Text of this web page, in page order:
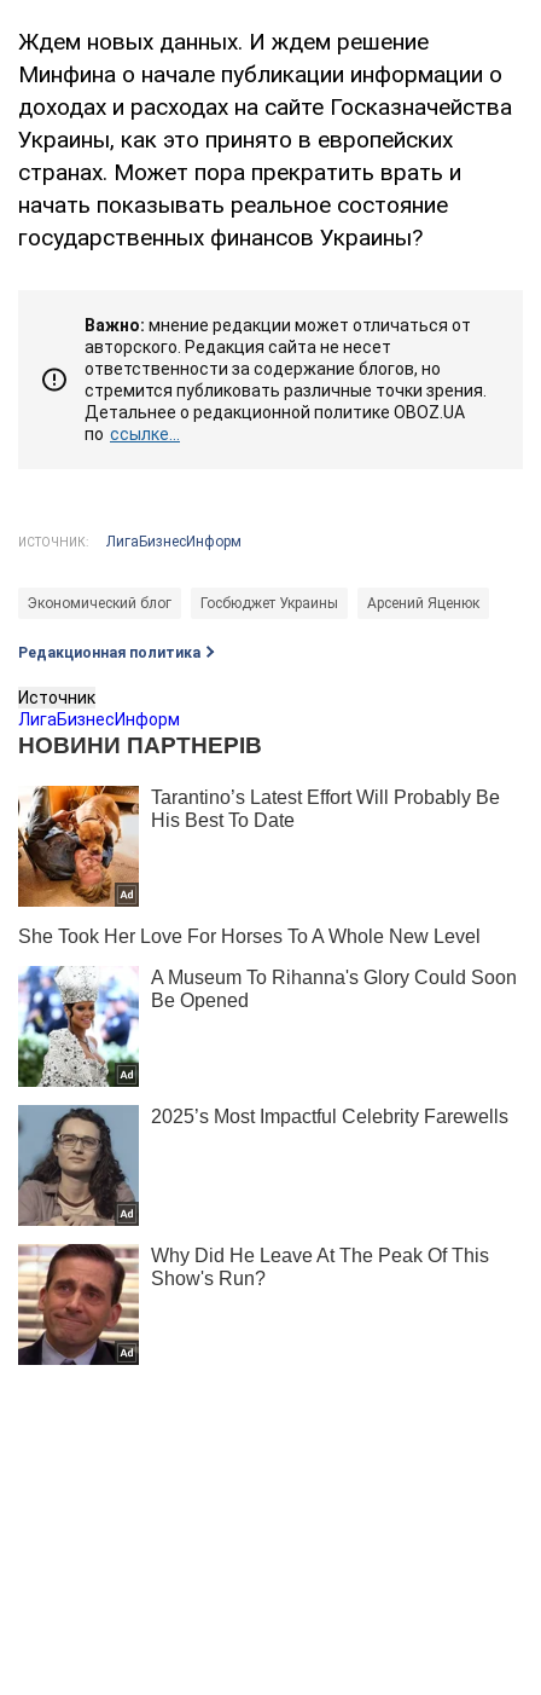
Ждем новых данных. И ждем решение
Минфина о начале публикации информации о
доходах и расходах на сайте Госказначейства
Украины, как это принято в европейских
странах. Может пора прекратить врать и
начать показывать реальное состояние
государственных финансов Украины?
Важно: мнение редакции может отличаться от
авторского. Редакция сайта не несет
ответственности за содержание блогов, но
стремится публиковать различные точки зрения.
Детальнее о редакционной политике OBOZ.UA
по ссылке...
ИСТОЧНИК: ЛигаБизнесИнформ
Экономический блог Госбюджет Украины Арсений Яценюк
Редакционная политика
Источник
ЛигаБизнесИнформ